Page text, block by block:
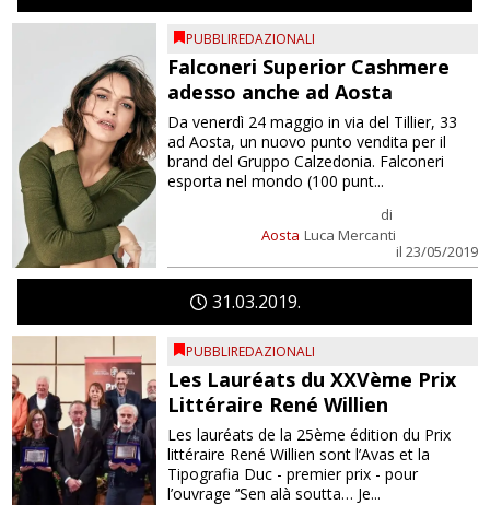
PUBBLIREDAZIONALI
Falconeri Superior Cashmere
adesso anche ad Aosta
Aosta
di
Luca Mercanti
il 23/05/2019
Da venerdì 24 maggio in via del Tillier, 33
ad Aosta, un nuovo punto vendita per il
brand del Gruppo Calzedonia. Falconeri
esporta nel mondo (100 punt...
31 03 2019
PUBBLIREDAZIONALI
Les Lauréats du XXVème Prix
Littéraire René Willien
Les lauréats de la 25ème édition du Prix
littéraire René Willien sont l’Avas et la
Tipografia Duc - premier prix - pour
l’ouvrage ‘‘Sen alà soutta… Je...